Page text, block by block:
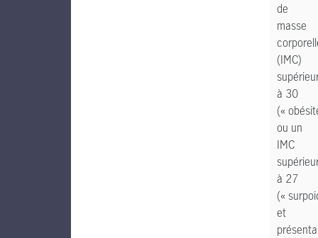
de
masse
(IMC)
à 30
(«
ou un
IMC
à 27
(«
et